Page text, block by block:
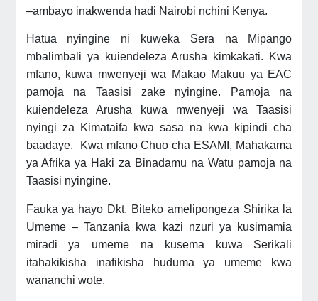
–ambayo inakwenda hadi Nairobi nchini Kenya.
Hatua nyingine ni kuweka Sera na Mipango
mbalimbali ya kuiendeleza Arusha kimkakati. Kwa
mfano, kuwa mwenyeji wa Makao Makuu ya EAC
pamoja na Taasisi zake nyingine. Pamoja na
kuiendeleza Arusha kuwa mwenyeji wa Taasisi
nyingi za Kimataifa kwa sasa na kwa kipindi cha
baadaye. Kwa mfano Chuo cha ESAMI, Mahakama
ya Afrika ya Haki za Binadamu na Watu pamoja na
Taasisi nyingine.
Fauka ya hayo Dkt. Biteko amelipongeza Shirika la
Umeme – Tanzania kwa kazi nzuri ya kusimamia
miradi ya umeme na kusema kuwa Serikali
itahakikisha inafikisha huduma ya umeme kwa
wananchi wote.